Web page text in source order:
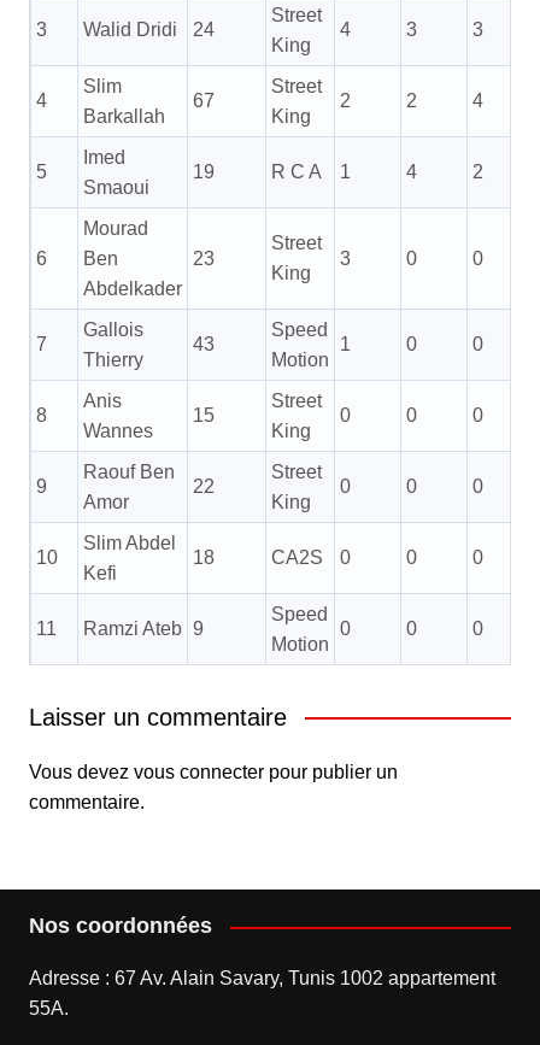
3 Walid Dridi 24
Street
King
4 3 3
4
Slim
Barkallah
67
Street
King
2 2 4
5
Imed
Smaoui
19 R C A 1 4 2
6
Mourad
Ben
Abdelkader
23
Street
King
3 0 0
7
Gallois
Thierry
43
Speed
Motion
1 0 0
8
Anis
Wannes
15
Street
King
0 0 0
9
Raouf Ben
Amor
22
Street
King
0 0 0
10
Slim Abdel
Kefi
18 CA2S 0 0 0
11 Ramzi Ateb 9
Speed
Motion
0 0 0
Laisser un commentaire
Vous devez vous connecterpour publier un
commentaire.
Nos coordonnées
Adresse : 67 Av. Alain Savary, Tunis 1002 appartement
55A.